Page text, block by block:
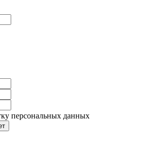
персональных данных